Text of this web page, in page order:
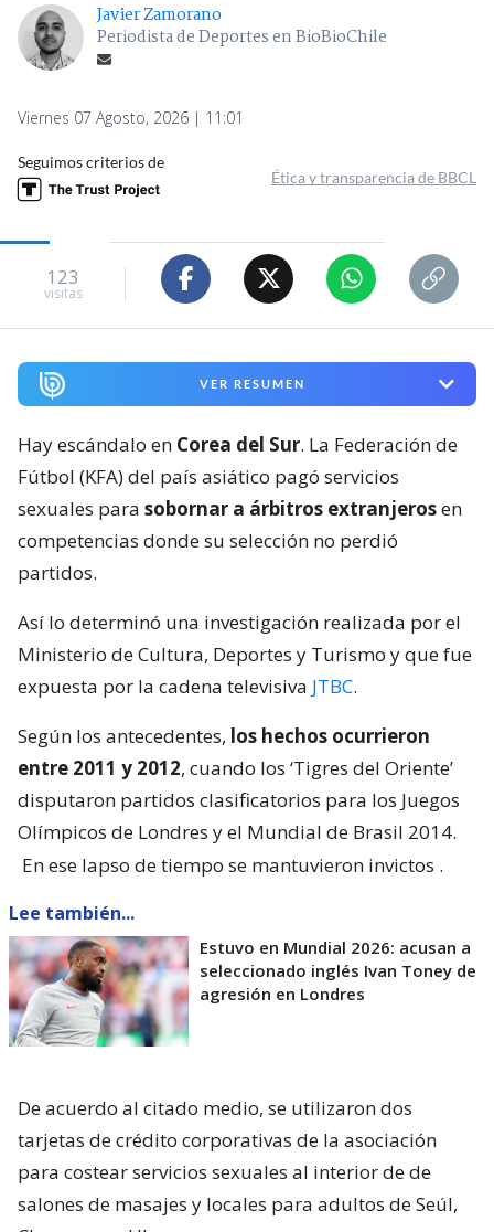
Javier Zamorano
Periodista de Deportes en BioBioChile
Viernes 07 Agosto, 2026 | 11:01
Seguimos criterios de
Ética y transparencia de BBCL
123
visitas
VER RESUMEN
Hay escándalo en Corea del Sur. La Federación de
Fútbol (KFA) del país asiático pagó servicios
sexuales para sobornar a árbitros extranjerosen
competencias donde su selección no perdió
partidos.
Así lo determinó una investigación realizada por el
Ministerio de Cultura, Deportes y Turismo y que fue
expuesta por la cadena televisiva JTBC.
Según los antecedentes, los hechos ocurrieron
entre 2011 y 2012, cuando los ‘Tigres del Oriente’
disputaron partidos clasificatorios para los Juegos
Olímpicos de Londres y el Mundial de Brasil 2014.
En ese lapso de tiempo se mantuvieron invictos .
Lee también...
Estuvo en Mundial 2026: acusan a
seleccionado inglés Ivan Toney de
agresión en Londres
De acuerdo al citado medio, se utilizaron dos
tarjetas de crédito corporativas de la asociación
para costear servicios sexuales al interior de de
salones de masajes y locales para adultos de Seúl,